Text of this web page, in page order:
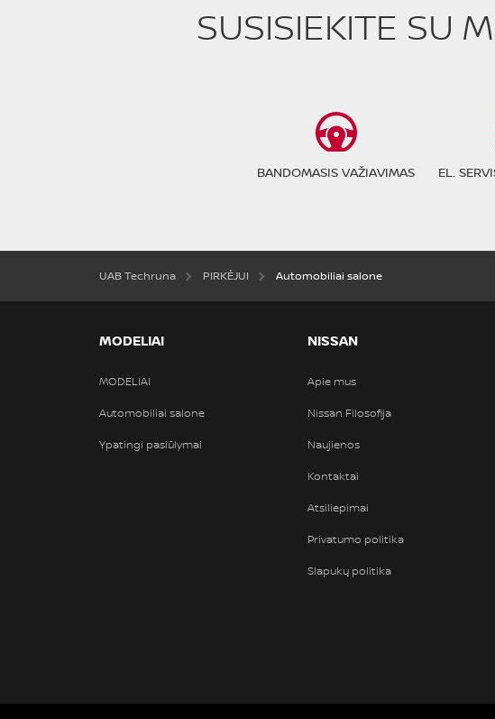
SUSISIEKITE SU
BANDOMASIS VAŽIAVIMAS EL.
UAB Techruna PIRKĖJUI Automobiliai salone
MODELIAI
MODELIAI
Automobiliai salone
Ypatingi pasiūlymai
NISSAN
Apie mus
Nissan Filosofija
Naujienos
Kontaktai
Atsiliepimai
Privatumo politika
Slapukų politika